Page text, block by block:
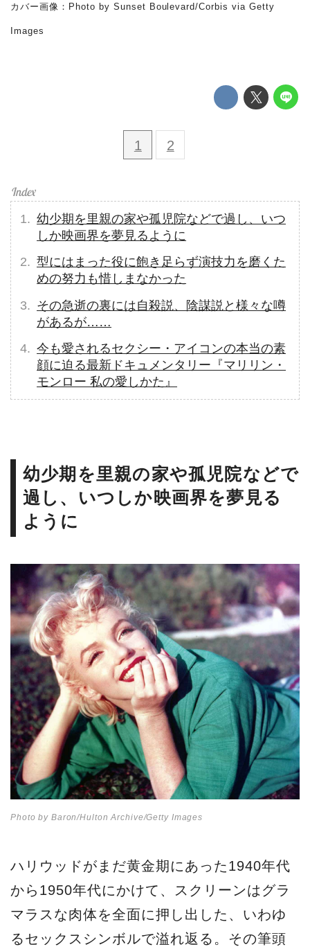
カバー画像：Photo by Sunset Boulevard/Corbis via Getty
Images
1 2
幼少期を里親の家や孤児院などで過し、いつ
しか映画界を夢見るように
型にはまった役に飽き足らず演技力を磨くた
めの努力も惜しまなかった
その急逝の裏には自殺説、陰謀説と様々な噂
があるが……
今も愛されるセクシー・アイコンの本当の素
顔に迫る最新ドキュメンタリー『マリリン・
モンロー 私の愛しかた』
幼少期を里親の家や孤児院などで
過し、いつしか映画界を夢見る
ように
Photo by Baron/Hulton Archive/Getty Images
ハリウッドがまだ黄金期にあった1940年代
から1950年代にかけて、スクリーンはグラ
マラスな肉体を全面に押し出した、いわゆ
るセックスシンボルで溢れ返る。その筆頭